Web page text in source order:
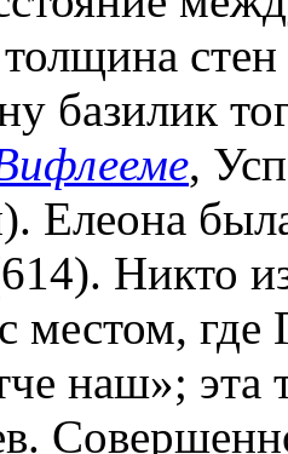
базилик
,
Елеона
Никто
местом,
наш»; эта